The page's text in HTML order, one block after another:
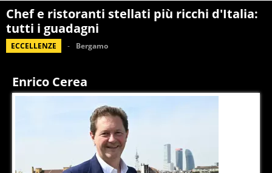
Chef e ristoranti stellati più ricchi d'Italia:
tutti i guadagni
ECCELLENZE Bergamo
Enrico Cerea